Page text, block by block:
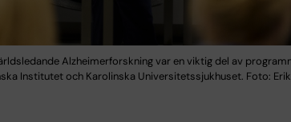
Alzheimerforskning var en viktig del av
Institutet och Karolinska Universitetssjukhuset. Foto: